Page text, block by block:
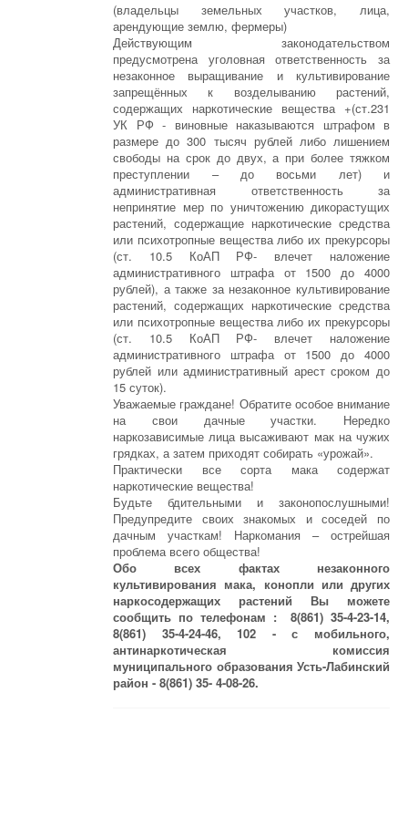
(владельцы земельных участков, лица,
арендующие землю, фермеры)
Действующим законодательством
предусмотрена уголовная ответственность за
незаконное выращивание и культивирование
запрещённых к возделыванию растений,
содержащих наркотические вещества +(ст.231
УК РФ - виновные наказываются штрафом в
размере до 300 тысяч рублей либо лишением
свободы на срок до двух, а при более тяжком
преступлении – до восьми лет) и
административная ответственность за
непринятие мер по уничтожению дикорастущих
растений, содержащие наркотические средства
или психотропные вещества либо их прекурсоры
(ст. 10.5 КоАП РФ- влечет наложение
административного штрафа от 1500 до 4000
рублей), а также за незаконное культивирование
растений, содержащих наркотические средства
или психотропные вещества либо их прекурсоры
(ст. 10.5 КоАП РФ- влечет наложение
административного штрафа от 1500 до 4000
рублей или административный арест сроком до
15 суток).
Уважаемые граждане! Обратите особое внимание
на свои дачные участки. Нередко
наркозависимые лица высаживают мак на чужих
грядках, а затем приходят собирать «урожай».
Практически все сорта мака содержат
наркотические вещества!
Будьте бдительными и законопослушными!
Предупредите своих знакомых и соседей по
дачным участкам! Наркомания – острейшая
проблема всего общества!
Обо всех фактах незаконного
культивирования мака, конопли или других
наркосодержащих растений Вы можете
сообщить по телефонам : 8(861) 35-4-23-14,
8(861) 35-4-24-46, 102 - с мобильного,
антинаркотическая комиссия
муниципального образования Усть-Лабинский
район - 8(861) 35- 4-08-26.